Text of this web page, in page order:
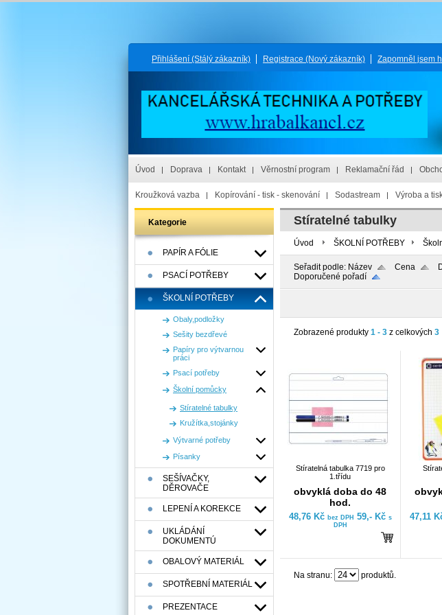
Přihlášení (Stálý zákazník) Registrace (Nový zákazník) Zapomněl jsem
Úvod Doprava Kontakt Věrnostní program Reklamační řád
Kroužková vazba Kopírování - tisk - skenování Sodastream Výroba a
Kategorie
PAPÍR A FÓLIE
PSACÍ POTŘEBY
ŠKOLNÍ POTŘEBY
Obaly,podložky
Sešity bezdřevé
Papíry pro výtvarnou
práci
Psací potřeby
Školní pomůcky
Stíratelné tabulky
Kružítka,stojánky
Výtvarné potřeby
Písanky
SEŠÍVAČKY,
DĚROVAČE
LEPENÍ A KOREKCE
UKLÁDÁNÍ
DOKUMENTÚ
OBALOVÝ MATERIÁL
SPOTŘEBNÍ MATERIÁL
PREZENTACE
Stíratelné tabulky
Úvod ŠKOLNÍ POTŘEBY
Seřadit podle: Název Cena
Doporučené pořadí
Zobrazené produkty 1 - 3 z celkových 3
Stíratelná tabulka 7719 pro
1.třídu
obvyklá doba do 48
hod.
48,76 Kč bez DPH 59,- Kč s
DPH
47,11
Na stranu: produktů.